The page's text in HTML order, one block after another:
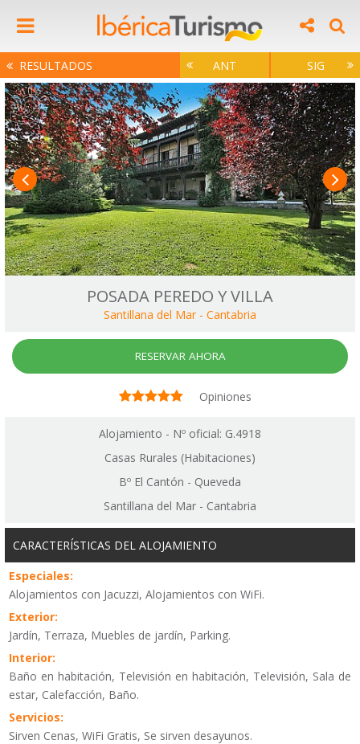
RESULTADOS ANT SIG
POSADA PEREDO Y VILLA
Santillana del Mar - Cantabria
RESERVAR AHORA
Opiniones
Alojamiento - Nº oficial: G.4918
Casas Rurales (Habitaciones)
Bº El Cantón - Queveda
Santillana del Mar - Cantabria
CARACTERÍSTICAS DEL ALOJAMIENTO
Especiales:
Alojamientos con Jacuzzi, Alojamientos con WiFi.
Exterior:
Jardín, Terraza, Muebles de jardín, Parking.
Interior:
Baño en habitación, Televisión en habitación, Televisión, Sala de
estar, Calefacción, Baño.
Servicios:
Sirven Cenas, WiFi Gratis, Se sirven desayunos.